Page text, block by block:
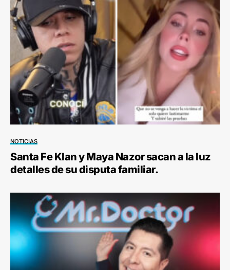
NOTICIAS
Santa Fe Klan y Maya Nazor sacan a la luz
detalles de su disputa familiar.